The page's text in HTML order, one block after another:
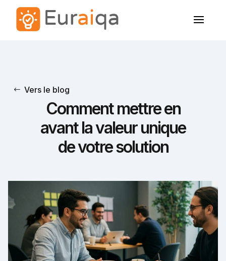
Vers le blog
Comment mettre en
avant la valeur unique
de votre solution